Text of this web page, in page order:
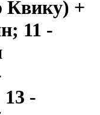
Квику) +
11 -
-